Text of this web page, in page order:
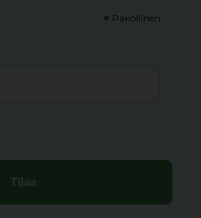
* Pakollinen